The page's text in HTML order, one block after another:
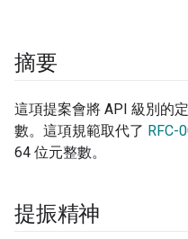
摘要
這項提案會將 API 級別的
數。這項規範取代了 RFC-
64 位元整數。
提振精神